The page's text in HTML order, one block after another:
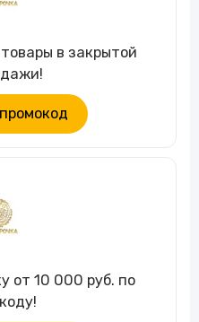
в закрытой
от 10 000 руб. по